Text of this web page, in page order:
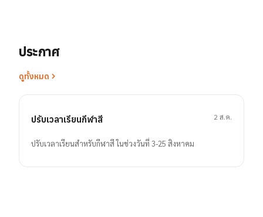
ประกาศ
ดูทั้งหมด
ปรับเวลาเรียนกีฬาสี
ปรับเวลาเรียนสำหรับกีฬาสี ในช่วงวันที่ 3-25 สิงหาคม
2 ส.ค.